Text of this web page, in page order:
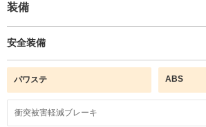
装備
安全装備
パワステ ABS
衝突被害軽減ブレーキ